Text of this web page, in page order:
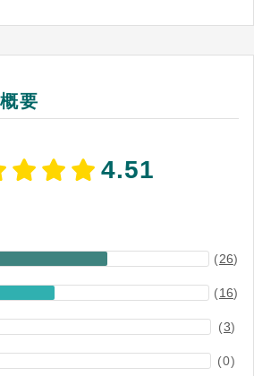
要
4.51
(26)
(16)
(3)
(0)